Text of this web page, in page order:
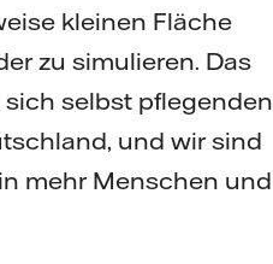
kleinen Fläche
zu simulieren. Das
selbst pflegenden
und wir sind
mehr Menschen und